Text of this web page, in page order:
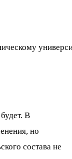
В
но
состава не